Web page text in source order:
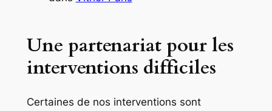
Une partenariat pour les
interventions difficiles
Certaines de nos interventions sont